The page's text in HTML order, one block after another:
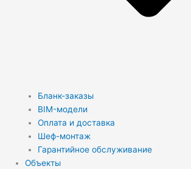
Бланк-заказы
BIM-модели
Оплата и доставка
Шеф-монтаж
Гарантийное обслуживание
Объекты